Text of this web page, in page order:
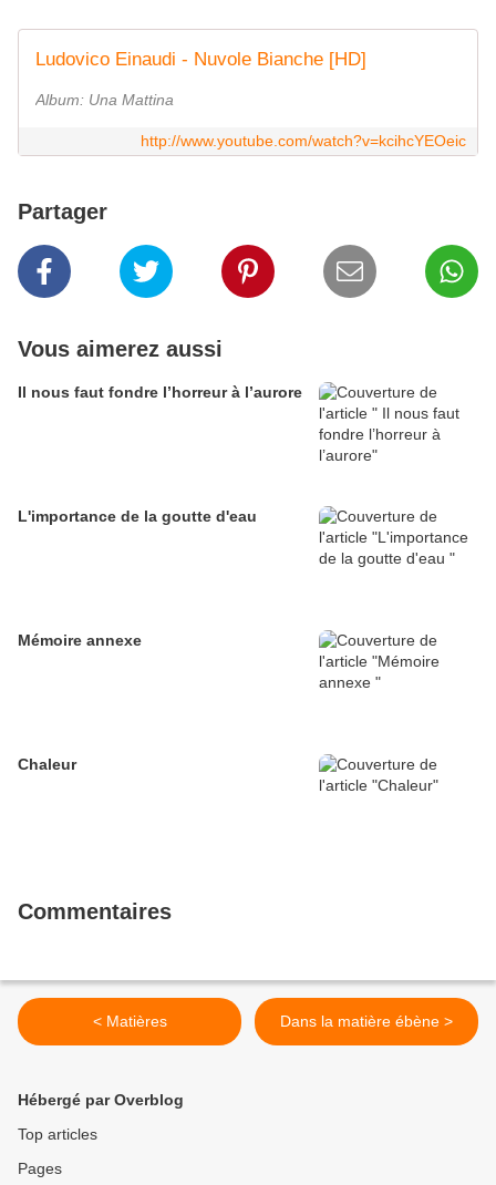
Ludovico Einaudi - Nuvole Bianche [HD]
Album: Una Mattina
http://www.youtube.com/watch?v=kcihcYEOeic
Partager
Vous aimerez aussi
Il nous faut fondre l’horreur à l’aurore
L'importance de la goutte d'eau
Mémoire annexe
Chaleur
Commentaires
< Matières Dans la matière ébène >
Hébergé par Overblog
Top articles
Pages